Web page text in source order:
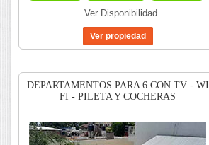
Ver Disponibilidad
DEPARTAMENTOS PARA 6 CON TV - WI
FI - PILETA Y COCHERAS